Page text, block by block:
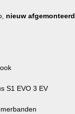
nieuw afgemonteerd
S1 EVO 3 EV